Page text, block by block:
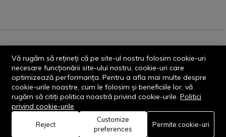
© 2013-2026 - Dornik Total Services S.R.L. CUI 32211812
Reg.Com. J13/1996/2013, Str. Transilvaniei, Nr. 19A
Rămâi conectat:
0
Vă rugăm să rețineți că pe site-ul nostru folosim cookie-uri
necesare funcționării site-ului nostru, cookie-uri care
optimizează performanța. Pentru a afla mai multe despre
cookie-urile noastre, cum le folosim și beneficiile lor, vă
rugăm să citiți politica noastră privind cookie-urile. Politici
privind cookie-urile
Reject
Customize
preferences
Permite cookie-uri